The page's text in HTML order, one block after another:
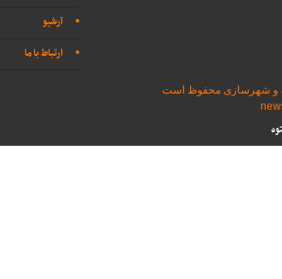
آرشیو
ارتباط با ما
و شهرسازی محفوظ است